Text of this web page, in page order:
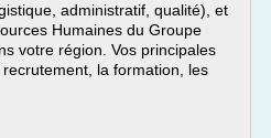
administratif, qualité), et
Humaines du Groupe
votre région. Vos principales
la formation, les